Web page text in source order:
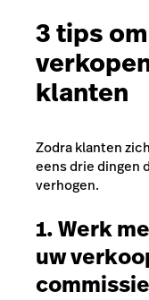
3 tips
klanten
Zodra klanten
eens drie dingen
verhogen.
1. Werk
uw